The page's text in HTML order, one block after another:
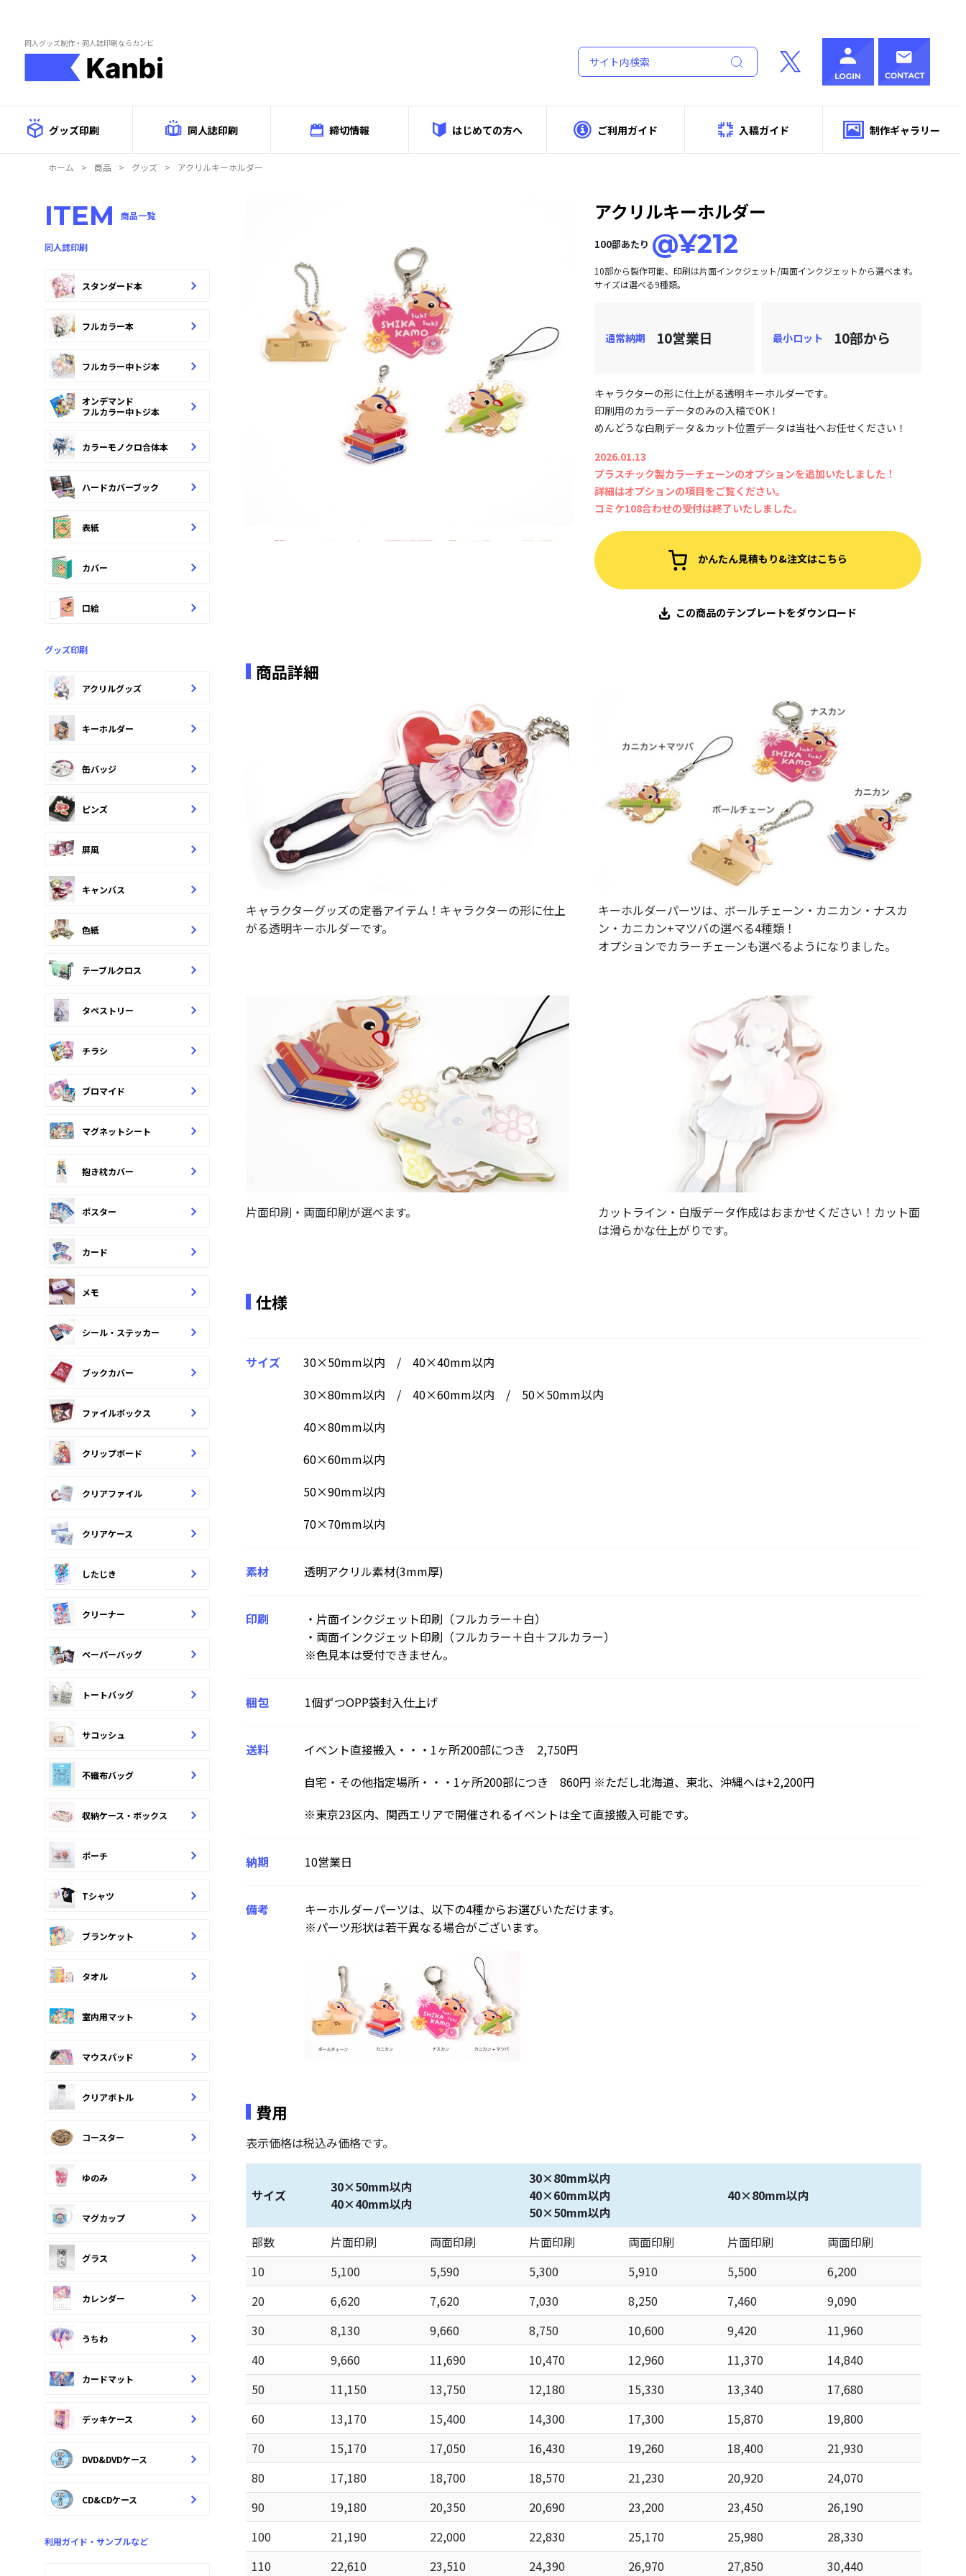
同人グッズ制作・同人誌印刷ならカンビ
グッズ印刷 同人誌印刷 締切情報 はじめての方へ ご利用ガイド 入稿ガイド 制作ギャラリー
ホーム > 商品 > グッズ > アクリルキーホルダー
ITEM 商品一覧
同人誌印刷
スタンダード本
フルカラー本
フルカラー中トジ本
オンデマンド
フルカラー中トジ本
カラーモノクロ合体本
ハードカバーブック
表紙
カバー
口絵
グッズ印刷
アクリルグッズ
キーホルダー
缶バッジ
ピンズ
屏風
キャンバス
色紙
テーブルクロス
タペストリー
チラシ
ブロマイド
マグネットシート
抱き枕カバー
ポスター
カード
メモ
シール・ステッカー
ブックカバー
ファイルボックス
クリップボード
クリアファイル
クリアケース
したじき
クリーナー
ペーパーバッグ
トートバッグ
サコッシュ
不織布バッグ
収納ケース・ボックス
ポーチ
Tシャツ
ブランケット
タオル
室内用マット
マウスパッド
クリアボトル
コースター
ゆのみ
マグカップ
グラス
カレンダー
うちわ
カードマット
デッキケース
DVD&DVDケース
CD&CDケース
利用ガイド・サンプルなど
アクリルキーホルダー
100部あたり @¥212
10部から製作可能、印刷は片面インクジェット/両面インクジェットから選べます。
サイズは選べる9種類。
通常納期 10営業日 最小ロット 10部から
キャラクターの形に仕上がる透明キーホルダーです。
印刷用のカラーデータのみの入稿でOK！
めんどうな白刷データ＆カット位置データは当社へお任せください！
2026.01.13
プラスチック製カラーチェーンのオプションを追加いたしました！
詳細はオプションの項目をご覧ください。
コミケ108合わせの受付は終了いたしました。
かんたん見積もり&注文はこちら
この商品のテンプレートをダウンロード
商品詳細
キャラクターグッズの定番アイテム！キャラクターの形に仕上
がる透明キーホルダーです。
キーホルダーパーツは、ボールチェーン・カニカン・ナスカ
ン・カニカン+マツバの選べる4種類！
オプションでカラーチェーンも選べるようになりました。
片面印刷・両面印刷が選べます。
カットライン・白版データ作成はおまかせください！カット面
は滑らかな仕上がりです。
仕様
サイズ
30×50mm以内 / 40×40mm以内
30×80mm以内 / 40×60mm以内 / 50×50mm以内
40×80mm以内
60×60mm以内
50×90mm以内
70×70mm以内
素材 透明アクリル素材(3mm厚)
印刷
・片面インクジェット印刷（フルカラー＋白）
・両面インクジェット印刷（フルカラー＋白＋フルカラー）
※色見本は受付できません。
梱包 1個ずつOPP袋封入仕上げ
送料
イベント直接搬入・・・1ヶ所200部につき 2,750円
自宅・その他指定場所・・・1ヶ所200部につき 860円 ※ただし北海道、東北、沖縄へは+2,200円
※東京23区内、関西エリアで開催されるイベントは全て直接搬入可能です。
納期 10営業日
備考
キーホルダーパーツは、以下の4種からお選びいただけます。
※パーツ形状は若干異なる場合がございます。
費用
表示価格は税込み価格です。
サイズ
30×50mm以内
40×40mm以内
30×80mm以内
40×60mm以内
50×50mm以内
40×80mm以内
部数 片面印刷 両面印刷 片面印刷 両面印刷 片面印刷
両面印刷
10
5,100 5,590 5,300 5,910 5,500
6,200
20
6,620 7,620 7,030 8,250 7,460
9,090
30
8,130 9,660 8,750 10,600 9,420
11,960
40
9,660 11,690 10,470 12,960 11,370
14,840
50
11,150 13,750 12,180 15,330 13,340
17,680
60
13,170 15,400 14,300 17,300 15,870
19,800
70
15,170 17,050 16,430 19,260 18,400
21,930
80
17,180 18,700 18,570 21,230 20,920
24,070
90
19,180 20,350 20,690 23,200 23,450
26,190
100
21,190 22,000 22,830 25,170 25,980
28,330
110
22,610 23,510 24,390 26,970 27,850 30,440